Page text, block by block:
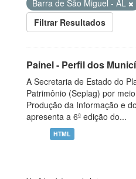
Barra de São Miguel - AL
Filtrar Resultados
Painel - Perfil dos
A Secretaria de Estado do
Patrimônio (Seplag) por
Produção da Informação e
apresenta a 6ª edição do...
HTML